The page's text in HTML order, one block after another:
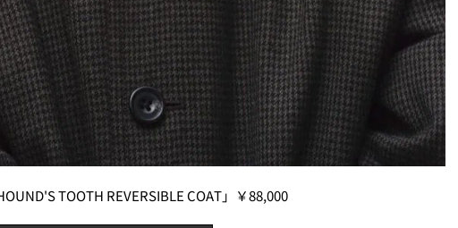
TOOTH REVERSIBLE COAT」￥88,000